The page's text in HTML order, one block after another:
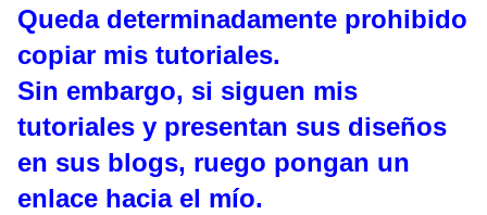
Queda determinadamente prohibido
copiar mis tutoriales.
Sin embargo, si siguen mis
tutoriales y presentan sus diseños
en sus blogs, ruego pongan un
enlace hacia el mío.